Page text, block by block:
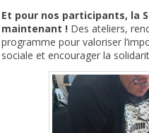
Et pour nos participants, la
maintenant ! Des ateliers,
programme pour valoriser
sociale et encourager la